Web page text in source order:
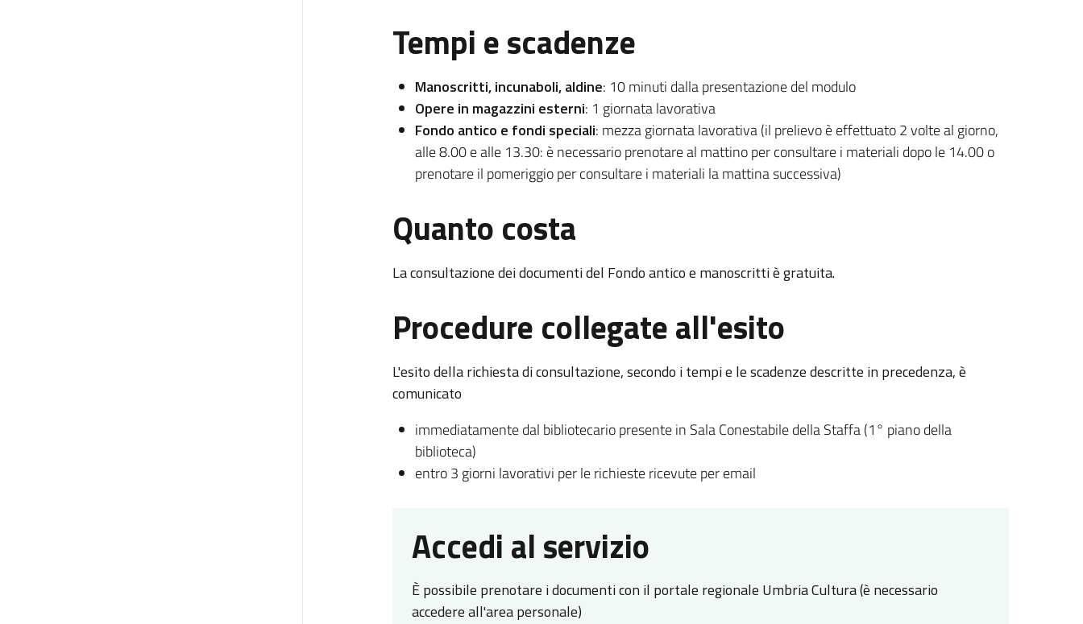
Tempi e scadenze
Manoscritti, incunaboli, aldine: 10 minuti dalla presentazione del modulo
Opere in magazzini esterni: 1 giornata lavorativa
Fondo antico e fondi speciali: mezza giornata lavorativa (il prelievo è effettuato 2 volte al giorno,
alle 8.00 e alle 13.30: è necessario prenotare al mattino per consultare i materiali dopo le 14.00 o
prenotare il pomeriggio per consultare i materiali la mattina successiva)
Quanto costa
La consultazione dei documenti del Fondo antico e manoscritti è gratuita.
Procedure collegate all'esito
L'esito della richiesta di consultazione, secondo i tempi e le scadenze descritte in precedenza, è
comunicato
immediatamente dal bibliotecario presente in Sala Conestabile della Staffa (1° piano della
biblioteca)
entro 3 giorni lavorativi per le richieste ricevute per email
Accedi al servizio
È possibile prenotare i documenti con il portale regionale Umbria Cultura (è necessario
accedere all'area personale)